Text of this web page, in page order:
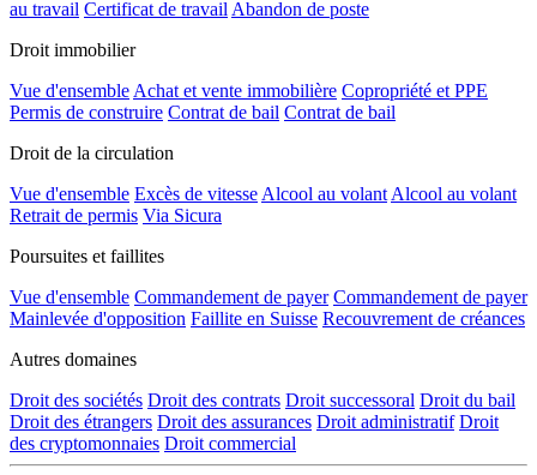
au travail Certificat de travail Abandon de poste
Droit immobilier
Vue d'ensemble Achat et vente immobilière Copropriété et PPE
Permis de construire Contrat de bail Contrat de bail
Droit de la circulation
Vue d'ensemble Excès de vitesse Alcool au volant Alcool au volant
Retrait de permis Via Sicura
Poursuites et faillites
Vue d'ensemble Commandement de payer Commandement de payer
Mainlevée d'opposition Faillite en Suisse Recouvrement de créances
Autres domaines
Droit des sociétés Droit des contrats Droit successoral Droit du bail
Droit des étrangers Droit des assurances Droit administratif Droit
des cryptomonnaies Droit commercial